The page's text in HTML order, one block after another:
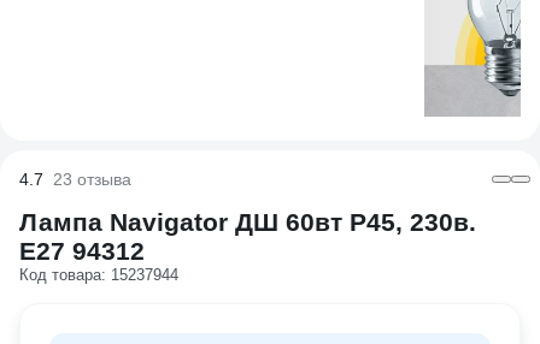
4.7 23 отзыва
Лампа Navigator ДШ 60вт Р45, 230в.
Е27 94312
Код товара: 15237944